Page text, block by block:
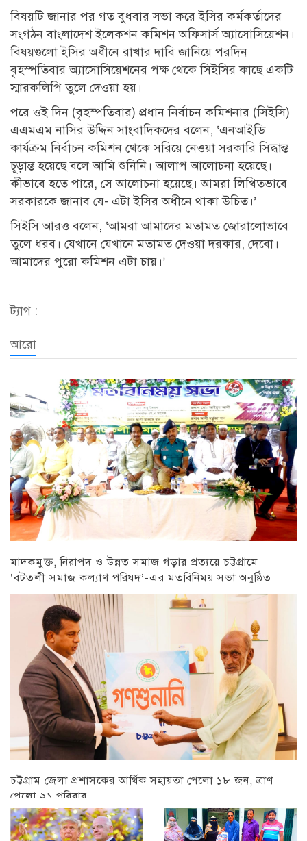
বিষয়টি জানার পর গত বুধবার সভা করে ইসির কর্মকর্তাদের
সংগঠন বাংলাদেশ ইলেকশন কমিশন অফিসার্স অ্যাসোসিয়েশন।
বিষয়গুলো ইসির অধীনে রাখার দাবি জানিয়ে পরদিন
বৃহস্পতিবার অ্যাসোসিয়েশনের পক্ষ থেকে সিইসির কাছে একটি
স্মারকলিপি তুলে দেওয়া হয়।
পরে ওই দিন (বৃহস্পতিবার) প্রধান নির্বাচন কমিশনার (সিইসি)
এএমএম নাসির উদ্দিন সাংবাদিকদের বলেন, ‘এনআইডি
কার্যক্রম নির্বাচন কমিশন থেকে সরিয়ে নেওয়া সরকারি সিদ্ধান্ত
চূড়ান্ত হয়েছে বলে আমি শুনিনি। আলাপ আলোচনা হয়েছে।
কীভাবে হতে পারে, সে আলোচনা হয়েছে। আমরা লিখিতভাবে
সরকারকে জানাব যে- এটা ইসির অধীনে থাকা উচিত।’
সিইসি আরও বলেন, ‘আমরা আমাদের মতামত জোরালোভাবে
তুলে ধরব। যেখানে যেখানে মতামত দেওয়া দরকার, দেবো।
আমাদের পুরো কমিশন এটা চায়।’
ট্যাগ :
আরো
মাদকমুক্ত, নিরাপদ ও উন্নত সমাজ গড়ার প্রত্যয়ে চট্টগ্রামে
‘বটতলী সমাজ কল্যাণ পরিষদ’-এর মতবিনিময় সভা অনুষ্ঠিত
চট্টগ্রাম
চট্টগ্রাম জেলা প্রশাসকের আর্থিক সহায়তা পেলো ১৮ জন, ত্রাণ
পেলো ২১ পরিবার
চট্টগ্রাম